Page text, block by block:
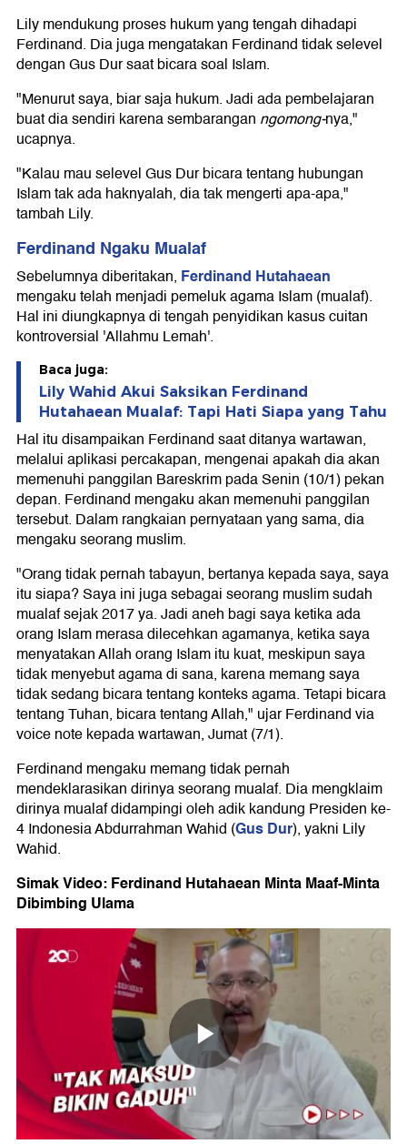
Lily mendukung proses hukum yang tengah dihadapi
Ferdinand. Dia juga mengatakan Ferdinand tidak selevel
dengan Gus Dur saat bicara soal Islam.
"Menurut saya, biar saja hukum. Jadi ada pembelajaran
buat dia sendiri karena sembarangan ngomong-nya,"
ucapnya.
"Kalau mau selevel Gus Dur bicara tentang hubungan
Islam tak ada haknyalah, dia tak mengerti apa-apa,"
tambah Lily.
Ferdinand Ngaku Mualaf
Sebelumnya diberitakan, Ferdinand Hutahaean
mengaku telah menjadi pemeluk agama Islam (mualaf).
Hal ini diungkapnya di tengah penyidikan kasus cuitan
kontroversial 'Allahmu Lemah'.
Baca juga:
Lily Wahid Akui Saksikan Ferdinand
Hutahaean Mualaf: Tapi Hati Siapa yang Tahu
Hal itu disampaikan Ferdinand saat ditanya wartawan,
melalui aplikasi percakapan, mengenai apakah dia akan
memenuhi panggilan Bareskrim pada Senin (10/1) pekan
depan. Ferdinand mengaku akan memenuhi panggilan
tersebut. Dalam rangkaian pernyataan yang sama, dia
mengaku seorang muslim.
"Orang tidak pernah tabayun, bertanya kepada saya, saya
itu siapa? Saya ini juga sebagai seorang muslim sudah
mualaf sejak 2017 ya. Jadi aneh bagi saya ketika ada
orang Islam merasa dilecehkan agamanya, ketika saya
menyatakan Allah orang Islam itu kuat, meskipun saya
tidak menyebut agama di sana, karena memang saya
tidak sedang bicara tentang konteks agama. Tetapi bicara
tentang Tuhan, bicara tentang Allah," ujar Ferdinand via
voice note kepada wartawan, Jumat (7/1).
Ferdinand mengaku memang tidak pernah
mendeklarasikan dirinya seorang mualaf. Dia mengklaim
dirinya mualaf didampingi oleh adik kandung Presiden ke-
4 Indonesia Abdurrahman Wahid (Gus Dur), yakni Lily
Wahid.
Simak Video: Ferdinand Hutahaean Minta Maaf-Minta
Dibimbing Ulama